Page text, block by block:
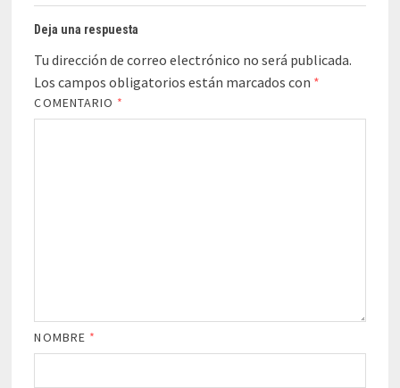
Deja una respuesta
Tu dirección de correo electrónico no será publicada.
Los campos obligatorios están marcados con *
COMENTARIO *
NOMBRE *